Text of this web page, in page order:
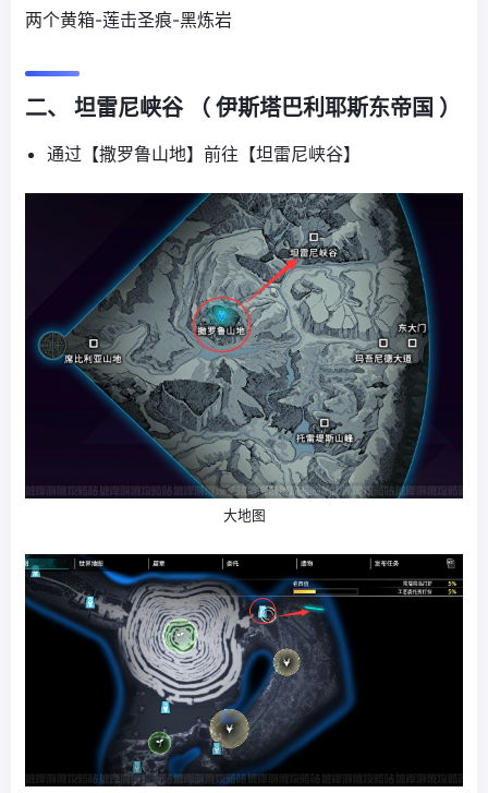
两个黄箱-莲击圣痕-黑炼岩
二、 坦雷尼峡谷 （ 伊斯塔巴利耶斯东帝国 ）
通过【撒罗鲁山地】前往【坦雷尼峡谷】
大地图